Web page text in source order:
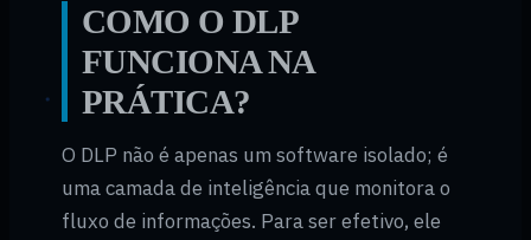
COMO O DLP
FUNCIONA NA
PRÁTICA?
O DLP não é apenas um software isolado; é
uma camada de inteligência que monitora o
fluxo de informações. Para ser efetivo, ele